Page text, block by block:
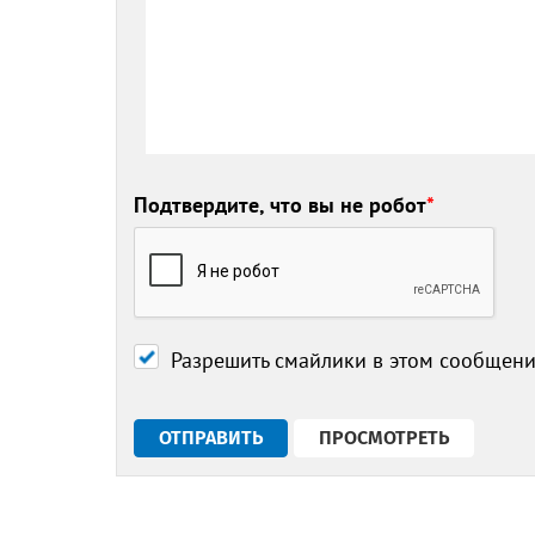
Подтвердите, что вы не робот*
Разрешить смайлики в этом